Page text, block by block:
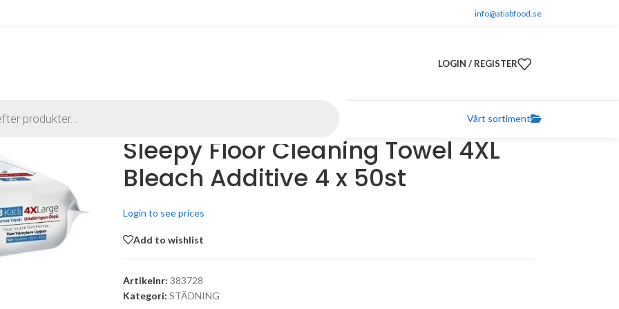
info@atiabfood.se
LOGIN / REGISTER
Vårt sortiment
Sleepy Floor Cleaning Towel 4XL
Bleach Additive 4 x 50st
Login to see prices
Add to wishlist
Artikelnr: 383728
Kategori: STÄDNING